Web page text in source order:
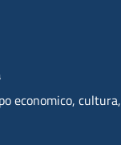
economico, cultura,